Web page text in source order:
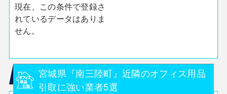
現在、この条件で登録さ
れているデータはありま
せん。
宮城県『南三陸町』近隣のオフィス用品
引取に強い業者5選